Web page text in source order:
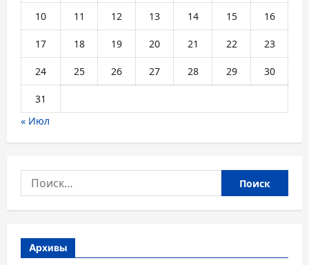
10 11 12 13 14 15 16
17 18 19 20 21 22 23
24 25 26 27 28 29 30
31
« Июл
Найти:
Архивы